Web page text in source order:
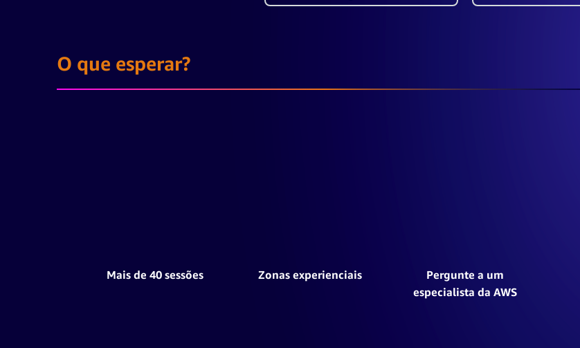
O que esperar?
Mais de 40 sessões Zonas experienciais
Pergunte a um
especialista da AWS